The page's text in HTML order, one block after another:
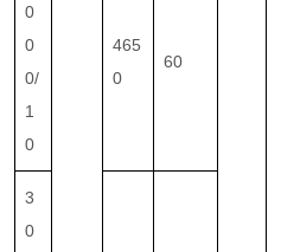
0
0
0/
1
0
465
0
60
3
0